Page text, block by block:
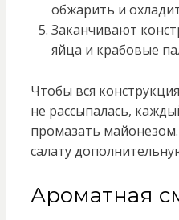
обжарить и
Заканчивают
яйца и крабовые
Чтобы вся
не рассыпалась,
промазать
салату
Ароматная